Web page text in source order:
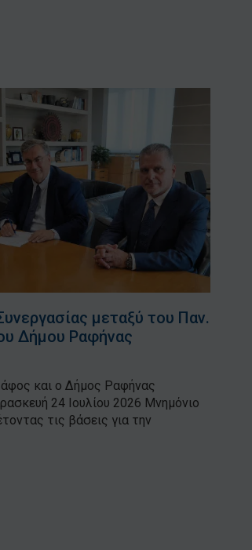
μεταξύ του Παν.
Δήμου Ραφήνας
και ο Δήμος Ραφήνας
24 Ιουλίου 2026 Μνημόνιο
τις βάσεις για την